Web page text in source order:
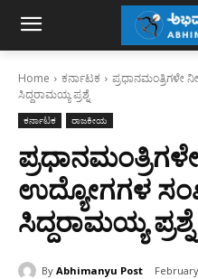
Home ಕರ್ನಾಟಕ
ಪ್ರಧಾನಮಂತ್ರಿಗಳೇ
ಸಿದ್ದರಾಮಯ್ಯ ಪ್ರಶ್ನೆ
ಕರ್ನಾಟಕ ರಾಜಕೀಯ
ಉದ್ಯೋಗಗಳ
ಸಿದ್ದರಾಮಯ್ಯ ಪ್ರಶ್ನೆ
By Abhimanyu Post